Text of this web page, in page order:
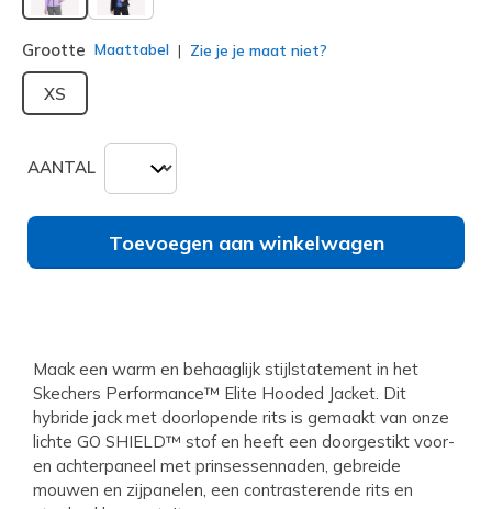
geselecteerd
Grootte Maattabel Zie je je maat niet?
XS
AANTAL
Toevoegen aan winkelwagen
Maak een warm en behaaglijk stijlstatement in het
Skechers Performance™ Elite Hooded Jacket. Dit
hybride jack met doorlopende rits is gemaakt van onze
lichte GO SHIELD™ stof en heeft een doorgestikt voor-
en achterpaneel met prinsessennaden, gebreide
mouwen en zijpanelen, een contrasterende rits en